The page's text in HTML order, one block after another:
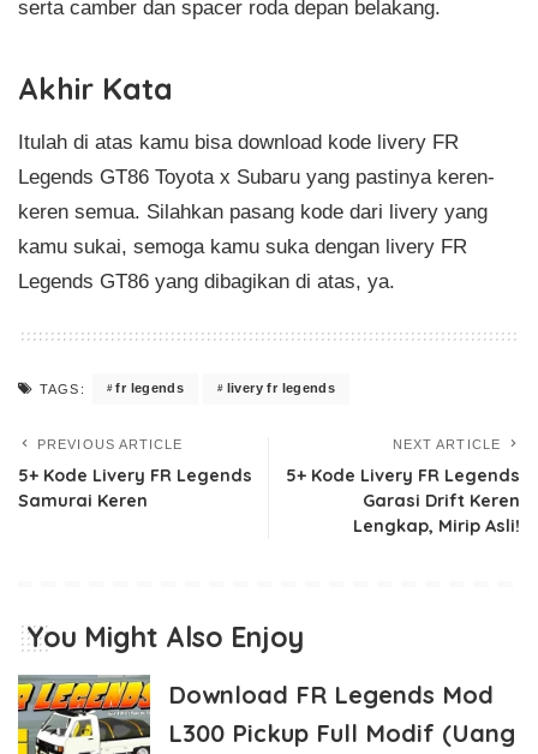
serta camber dan spacer roda depan belakang.
Akhir Kata
Itulah di atas kamu bisa download kode livery FR
Legends GT86 Toyota x Subaru yang pastinya keren-
keren semua. Silahkan pasang kode dari livery yang
kamu sukai, semoga kamu suka dengan livery FR
Legends GT86 yang dibagikan di atas, ya.
TAGS: fr legends livery fr legends
PREVIOUS ARTICLE
5+ Kode Livery FR Legends
Samurai Keren
NEXT ARTICLE
5+ Kode Livery FR Legends
Garasi Drift Keren
Lengkap, Mirip Asli!
You Might Also Enjoy
Download FR Legends Mod
L300 Pickup Full Modif (Uang